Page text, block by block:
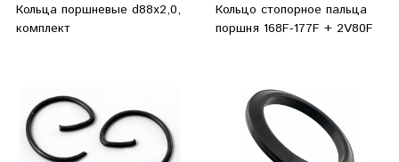
Кольца поршневые d88х2,0,
комплект
Кольцо стопорное пальца
поршня 168F-177F + 2V80F